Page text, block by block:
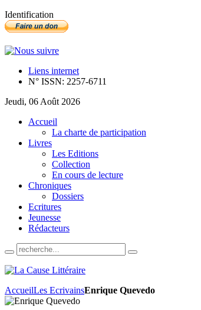
Identification
Liens internet
N° ISSN: 2257-6711
Jeudi, 06 Août 2026
Accueil
La charte de participation
Livres
Les Editions
Collection
En cours de lecture
Chroniques
Dossiers
Ecritures
Jeunesse
Rédacteurs
AccueilLes EcrivainsEnrique Quevedo